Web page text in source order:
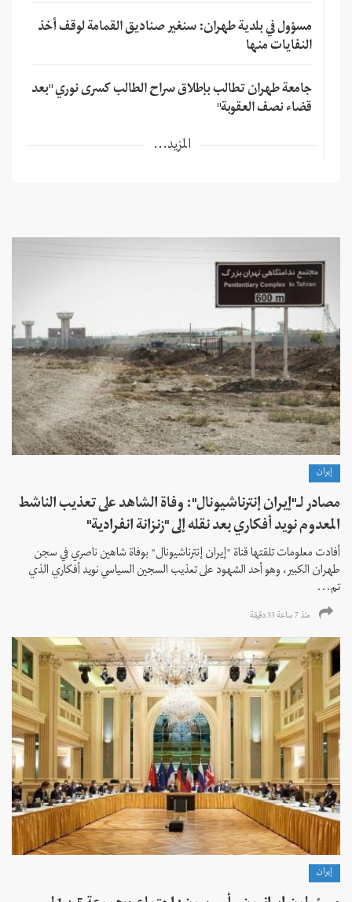
مسؤول في بلدية طهران: سنغير صناديق القمامة لوقف أخذ
النفايات منها
جامعة طهران تطالب بإطلاق سراح الطالب كسرى نوري "بعد
قضاء نصف العقوبة"
المزيد...
إيران
مصادر لـ"إيران إنترناشيونال": وفاة الشاهد على تعذيب الناشط
المعدوم نويد أفكاري بعد نقله إلى "زنزانة انفرادية"
أفادت معلومات تلقتها قناة "إيران إنترناشيونال" بوفاة شاهين ناصري في سجن
طهران الكبير، وهو أحد الشهود على تعذيب السجين السياسي نويد أفكاري الذي
تم...
منذ 7 ساعة 33 دقیقة
إيران